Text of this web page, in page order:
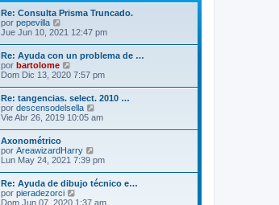
e
n
a
j
e
i
m
o
m
e
n
a
j
e
Re: Consulta Prisma Truncado.
por pepevilla
e
l
t
i
m
o
m
e
n
a
j
e
Jue Jun 10, 2021 12:47 pm
Re: Ayuda con un problema de …
por bartolome
e
l
t
i
m
m
e
n
s
a
j
Dom Dic 13, 2020 7:57 pm
Re: tangencias. select. 2010 …
por descensodelsella
e
i
m
o
Vie Abr 26, 2019 10:05 am
Axonométrico
por AreawizardHarry
e
ú
l
Lun May 24, 2021 7:39 pm
Re: Ayuda de dibujo técnico e…
por pieradezorci
e
Dom Jun 07, 2020 1:37 am